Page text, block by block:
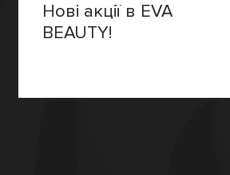
Нові акції в EVA
BEAUTY!